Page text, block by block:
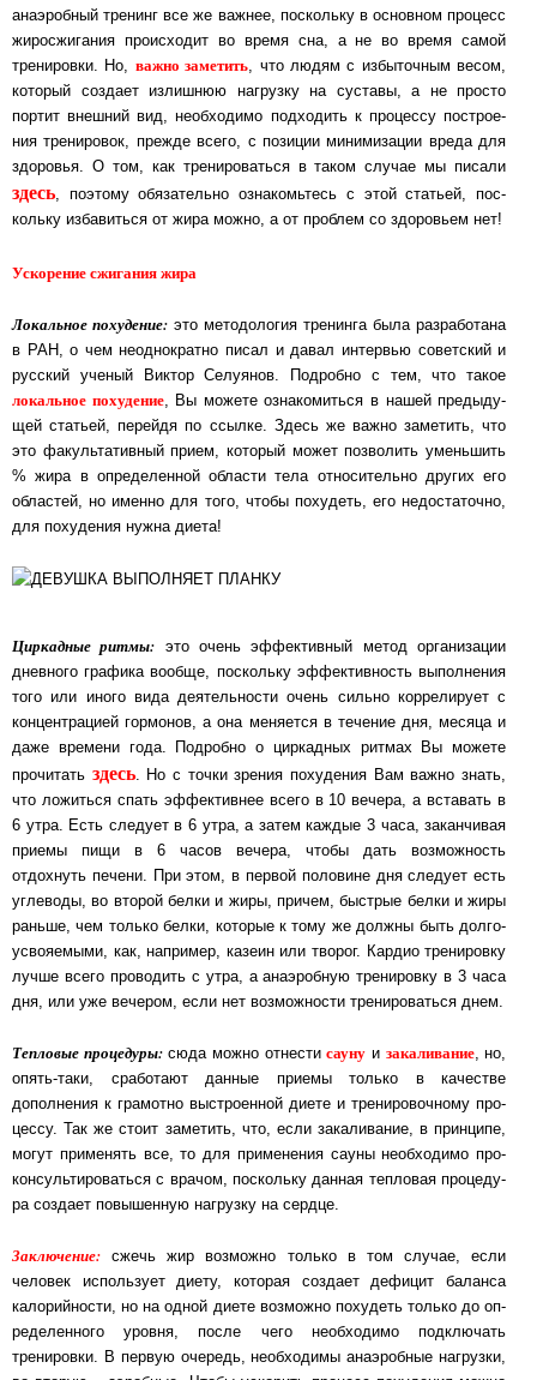
анаэробный тренинг все же важнее, поскольку в основном про­цесс
жи­ро­сжи­га­ния происходит во время сна, а не во время самой
тренировки. Но, важ­но за­ме­тить , что людям с избыточным весом,
который создает излишнюю наг­руз­ку на сус­та­вы, а не прос­то
портит внешний вид, необходимо подходить к про­цес­су пост­рое­
ния тре­ни­ро­вок, преж­де всего, с позиции минимизации вреда для
здо­ро­вья. О том, как тре­ни­ро­вать­ся в таком случае мы писали
здесь , по­это­му обя­за­тель­но оз­на­комь­тесь с этой ста­тьей, пос­
коль­ку избавиться от жира можно, а от проб­лем со здо­ро­вьем нет!
Ускорение сжигания жира
Локальное похудение: это методология тренинга была разработана
в РАН, о чем не­од­но­крат­но пи­сал и давал интервью советский и
русский ученый Виктор Селуянов. Под­роб­но с тем, что та­кое
локальное похудение, Вы можете ознакомиться в на­шей пред­ыду­
щей ста­тьей, перейдя по ссылке. Здесь же важно заметить, что
это фа­куль­та­тив­ный при­ем, ко­то­рый мо­жет позволить уменьшить
% жира в оп­ре­де­лен­ной об­лас­ти те­ла от­но­си­тель­но других его
областей, но именно для того, что­бы по­ху­деть, его не­дос­та­точ­но,
для по­ху­де­ния нуж­на дие­та!
Циркадные ритмы: это очень эффективный метод организации
дневного графика вооб­ще, пос­коль­ку эф­фек­тив­ность выполнения
того или иного вида деятельности очень силь­но кор­ре­ли­ру­ет с
кон­цент­ра­ци­ей гор­мо­нов, а она меняется в течение дня, ме­ся­ца и
да­же вре­ме­ни го­да. Подробно о циркадных ритмах Вы можете
прочитать здесь. Но с точ­ки зре­ния похудения Вам важно знать,
что ложиться спать эффективнее все­го в 10 ве­че­ра, а вста­вать в
6 ут­ра. Есть сле­ду­ет в 6 утра, а затем каждые 3 часа, заканчивая
прие­мы пи­щи в 6 ча­сов ве­че­ра, чтобы дать возможность
отдохнуть печени. При этом, в пер­вой по­ло­ви­не дня сле­ду­ет есть
углеводы, во вто­рой бел­ки и жи­ры, при­чем, быст­рые бел­ки и жи­ры
рань­ше, чем толь­ко бел­ки, которые к тому же должны быть дол­го­
усвояе­мыми, как, нап­ри­мер, ка­зе­ин или тво­рог. Кар­дио тре­ни­ров­ку
лучше всего проводить с утра, а ана­эроб­ную тре­ни­ров­ку в 3 ча­са
дня, или уже ве­че­ром, ес­ли нет возможности тренироваться днем.
Тепловые процедуры:сюда можно отнестисауну и закаливание, но,
опять-таки, сра­бо­та­ют дан­ные приемы только в качестве
дополнения к грамотно выстроенной дие­те и тре­ни­ро­воч­но­му про­
цес­су. Так же стоит заметить, что, если закаливание, в прин­ци­пе,
мо­гут при­ме­нять все, то для применения сауны необходимо про­
кон­суль­ти­ро­вать­ся с вра­чом, пос­коль­ку дан­ная теп­ло­вая про­це­ду­
ра создает повышенную нагрузку на сердце.
Заключение: сжечь жир возможно только в том случае, если
человек использует диету, ко­то­рая соз­да­ет де­фи­цит баланса
калорийности, но на одной диете возможно похудеть толь­ко до оп­
ре­де­лен­но­го уров­ня, после чего необходимо подключать
тренировки. В пер­вую оче­редь, не­об­хо­ди­мы анаэробные нагрузки,